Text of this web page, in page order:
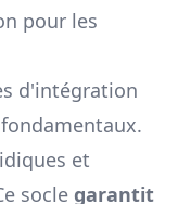
pour les
d'intégration
et
socle garantit